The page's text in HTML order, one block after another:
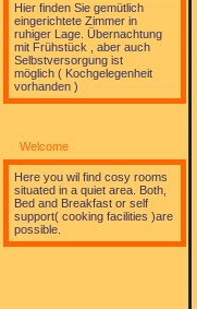
Hier finden Sie gemütlich
eingerichtete Zimmer in
ruhiger Lage. Übernachtung
mit Frühstück , aber auch
Selbstversorgung ist
möglich ( Kochgelegenheit
vorhanden )
Welcome
Here you wil find cosy rooms
situated in a quiet area. Both,
Bed and Breakfast or self
support( cooking facilities )are
possible.